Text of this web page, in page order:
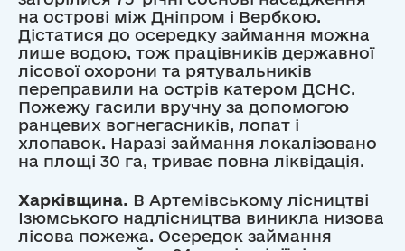
на острові між Дніпром і Вербкою.
Дістатися до осередку займання можна
лише водою, тож працівників державної
лісової охорони та рятувальників
переправили на острів катером ДСНС.
Пожежу гасили вручну за допомогою
ранцевих вогнегасників, лопат і
хлопавок. Наразі займання локалізовано
на площі 30 га, триває повна ліквідація.
Харківщина. В Артемівському лісництві
Ізюмського надлісництва виникла низова
лісова пожежа. Осередок займання